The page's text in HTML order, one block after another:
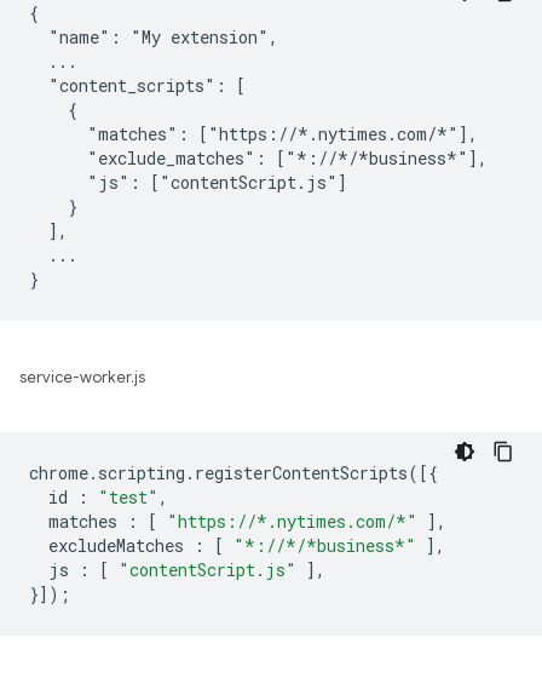
{
  "name": "My extension",
  ...
  "content_scripts": [
    {
      "matches": ["https://*.nytimes.com/*"],
      "exclude_matches": ["*://*/*business*"],
      "js": ["contentScript.js"]
    }
  ],
  ...
service-worker.js
chrome. scripting . registerContentScripts([{
id
: "test" ,
matches
: [ "https://*.nytimes.com/*"
],
excludeMatches
: [ "*://*/*business*"
],
js
: [ "contentScript.js"
],
}]);